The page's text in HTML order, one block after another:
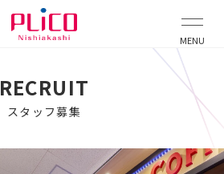
MENU
RECRUIT
スタッフ募集